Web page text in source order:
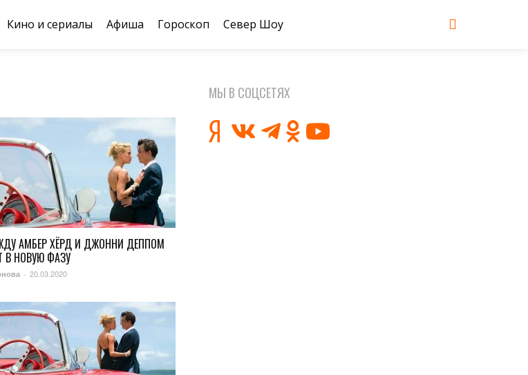
Кино и сериалы Афиша Гороскоп Север Шоу
АМБЕР ХЁРД И ДЖОННИ ДЕППОМ
В НОВУЮ ФАЗУ
- 20.03.2020
МЫ В СОЦСЕТЯХ